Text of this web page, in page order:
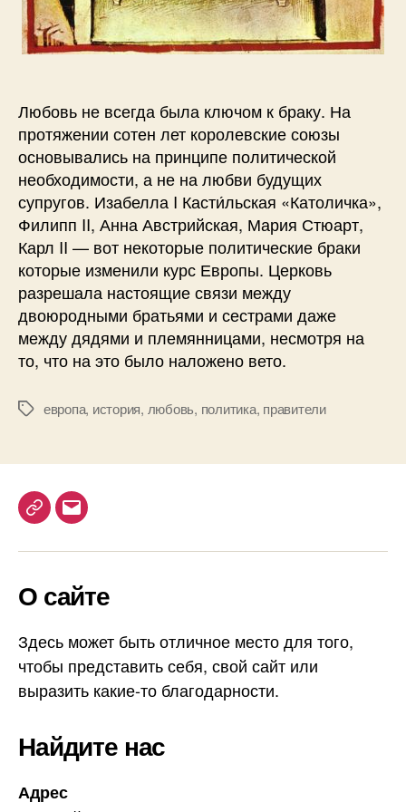
д
ь
б
п
о
х
и
В
о
з
р
о
ж
д
е
н
—
е
Любовь не всегда была ключом к браку. На
протяжении сотен лет королевские союзы
основывались на принципе политической
необходимости, а не на любви будущих
супругов. Изабелла I Касти́льская «Католичка»,
Филипп II, Анна Австрийская, Мария Стюарт,
Карл II — вот некоторые политические браки
которые изменили курс Европы. Церковь
разрешала настоящие связи между
двоюродными братьями и сестрами даже
между дядями и племянницами, несмотря на
то, что на это было наложено вето.
М
к
европа, история, любовь, политика, правители
T
e
r
a
m
E
i
О сайте
Здесь может быть отличное место для того,
чтобы представить себя, свой сайт или
выразить какие-то благодарности.
Найдите нас
Адрес